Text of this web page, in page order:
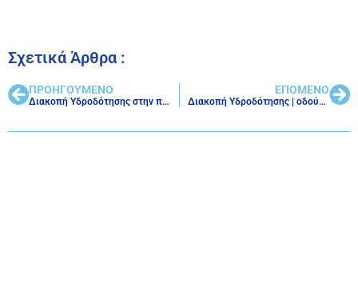
Σχετικά Άρθρα :
ΠΡΟΗΓΟΥΜΕΝΟ
Διακοπή Υδροδότησης στην περιοχή του Ισθμού
ΕΠΟΜΕΝΟ
Διακοπή Υδροδότησης | οδούς Σολωμού έως το Λειβαδάκι Λουτράκι